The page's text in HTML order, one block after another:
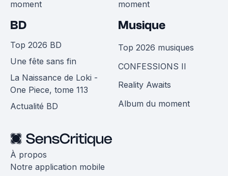
moment
moment
BD
Top 2026 BD
Une fête sans fin
La Naissance de Loki -
One Piece, tome 113
Actualité BD
Musique
Top 2026 musiques
CONFESSIONS II
Reality Awaits
Album du moment
À propos
Notre application mobile